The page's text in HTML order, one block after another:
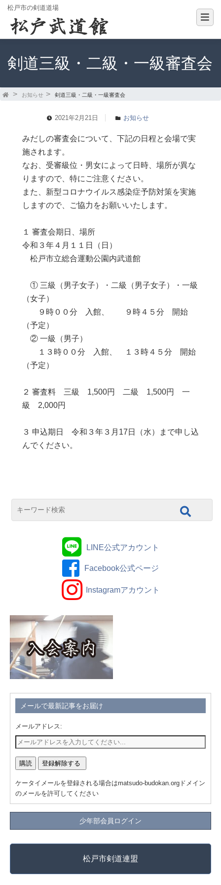
松戸市の剣道道場
剣道三級・二級・一級審査会
お知らせ 剣道三級・二級・一級審査会
2021年2月21日 お知らせ
みだしの審査会について、下記の日程と会場で実
施されます。
なお、受審級位・男女によって日時、場所が異な
りますので、特にご注意ください。
また、新型コロナウイルス感染症予防対策を実施
しますので、ご協力をお願いいたします。
１ 審査会期日、場所
令和３年４月１１日（日）
松戸市立総合運動公園内武道館
① 三級（男子女子）・二級（男子女子）・一級
（女子）
９時００分 入館、 ９時４５分 開始
（予定）
② 一級（男子）
１３時００分 入館、 １３時４５分 開始
（予定）
２ 審査料 三級 1,500円 二級 1,500円 一
級 2,000円
３ 申込期日 令和３年３月17日（水）まで申し込
んでください。
LINE公式アカウント
Facebook公式ページ
Instagramアカウント
メールで最新記事をお届け
メールアドレス:
ケータイメールを登録される場合はmatsudo-budokan.orgドメイン
のメールを許可してください
少年部会員ログイン
松戸市剣道連盟